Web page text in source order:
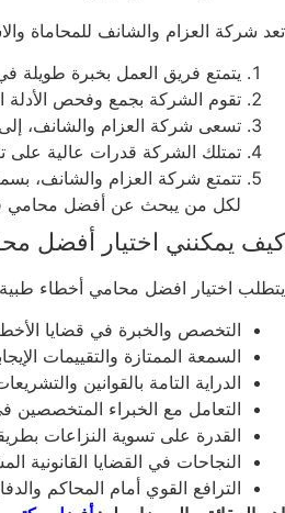
تعد شركة العزام والشانف للمحاماة
يتمتع فريق العمل بخبرة طويلة في
تقوم الشركة بجمع وفحص الأدلة
تسعى شركة العزام والشانف،
تمتلك الشركة قدرات عالية على
تتمتع شركة العزام والشانف،
لكل من يبحث عن أفضل محامي
كيف يمكنني اختيار أفضل
يتطلب اختيار افضل محامي أخطاء طبية
التخصص والخبرة في قضايا
السمعة الممتازة والتقييمات
الدراية التامة بالقوانين
التعامل مع الخبراء المتخصصين
القدرة على تسوية النزاعات
النجاحات في القضايا القانونية
الترافع القوي أمام المحاكم